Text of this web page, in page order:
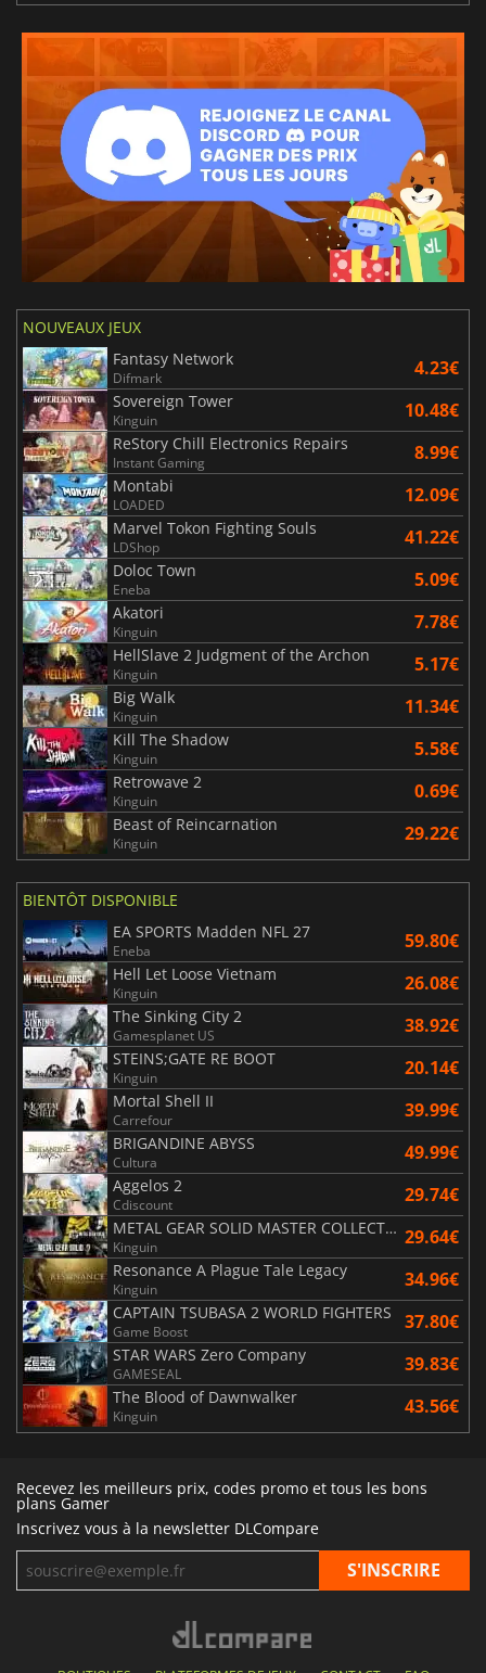
NOUVEAUX JEUX
Fantasy Network
Difmark 4.23€
Sovereign Tower
Kinguin 10.48€
ReStory Chill Electronics Repairs
Instant Gaming 8.99€
Montabi
LOADED 12.09€
Marvel Tokon Fighting Souls
LDShop 41.22€
Doloc Town
Eneba 5.09€
Akatori
Kinguin 7.78€
HellSlave 2 Judgment of the Archon
Kinguin 5.17€
Big Walk
Kinguin 11.34€
Kill The Shadow
Kinguin 5.58€
Retrowave 2
Kinguin 0.69€
Beast of Reincarnation
Kinguin 29.22€
BIENTÔT DISPONIBLE
EA SPORTS Madden NFL 27
Eneba 59.80€
Hell Let Loose Vietnam
Kinguin 26.08€
The Sinking City 2
Gamesplanet US 38.92€
STEINS;GATE RE BOOT
Kinguin 20.14€
Mortal Shell II
Carrefour 39.99€
BRIGANDINE ABYSS
Cultura 49.99€
Aggelos 2
Cdiscount 29.74€
METAL GEAR SOLID MASTER COLLECTION Vol.2
Kinguin 29.64€
Resonance A Plague Tale Legacy
Kinguin 34.96€
CAPTAIN TSUBASA 2 WORLD FIGHTERS
Game Boost 37.80€
STAR WARS Zero Company
GAMESEAL 39.83€
The Blood of Dawnwalker
Kinguin 43.56€
Recevez les meilleurs prix, codes promo et tous les bons
plans Gamer
Inscrivez vous à la newsletter DLCompare